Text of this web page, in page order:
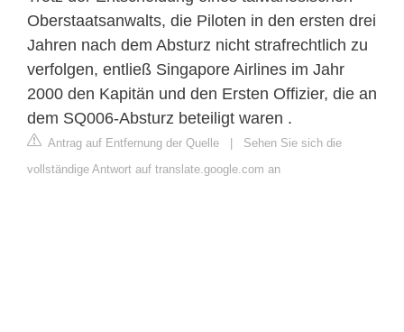
Oberstaatsanwalts, die Piloten in den ersten drei
Jahren nach dem Absturz nicht strafrechtlich zu
verfolgen, entließ Singapore Airlines im Jahr
2000 den Kapitän und den Ersten Offizier, die an
dem SQ006-Absturz beteiligt waren .
Antrag auf Entfernung der Quelle | Sehen Sie sich die
vollständige Antwort auf translate.google.com an